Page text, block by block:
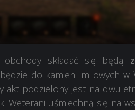
obchody składać się będą
do kamieni milowych
akt podzielony jest na
Weterani uśmiechną się na